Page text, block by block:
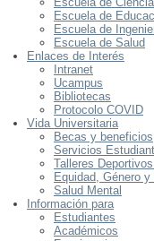
Escuela de
Escuela de
Escuela de Salud
Enlaces de Interés
Intranet
Ucampus
Bibliotecas
Protocolo COVID
Vida Universitaria
Becas y beneficios
Servicios
Talleres
Equidad, Género
Salud Mental
Información para
Estudiantes
Académicos